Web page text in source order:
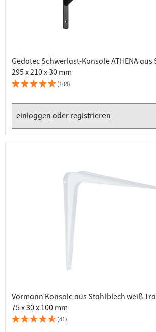
Gedotec Schwerlast-Konsole ATHENA
295 x 210 x 30 mm
(104)
einloggenoderregistrieren
Vormann Konsole aus Stahlblech weiß
75 x 30 x 100 mm
(41)